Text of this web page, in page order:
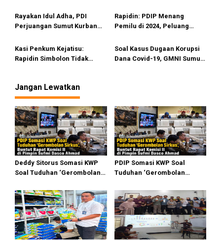
Rayakan Idul Adha, PDI
Perjuangan Sumut Kurban
Rapidin: PDIP Menang
Pemilu di 2024, Peluang
Besar
Kasi Penkum Kejatisu:
Rapidin Simbolon Tidak
Soal Kasus Dugaan Korupsi
Dana Covid-19, GMNI Sumut
Jangan Lewatkan
Deddy Sitorus Somasi KWP
Soal Tuduhan ‘Gerombolan
II Dipimpin Sufmi Dasco
Ahmad
PDIP Somasi KWP Soal
Tuduhan ‘Gerombolan
II Dipimpin Sufmi Dasco
Ahmad